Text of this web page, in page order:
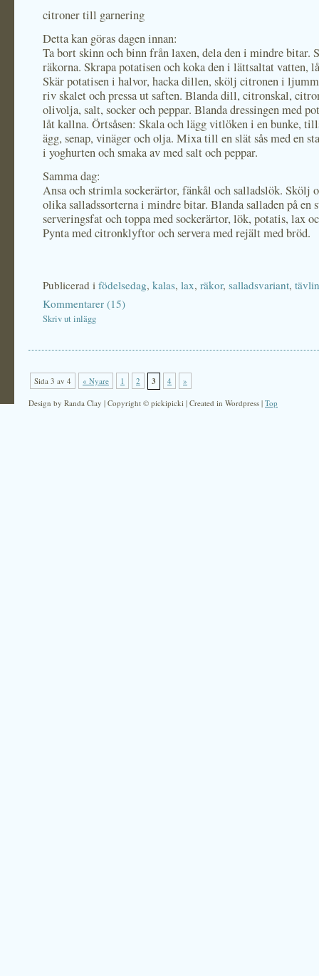
citroner till garnering
Detta kan göras dagen innan:
Ta bort skinn och binn från laxen, dela den i mindre bitar.
räkorna. Skrapa potatisen och koka den i lättsaltat vatten,
Skär potatisen i halvor, hacka dillen, skölj citronen i
riv skalet och pressa ut saften. Blanda dill, citronskal,
olivolja, salt, socker och peppar. Blanda dressingen med
låt kallna. Örtsåsen: Skala och lägg vitlöken i en bunke,
ägg, senap, vinäger och olja. Mixa till en slät sås med en
i yoghurten och smaka av med salt och peppar.
Samma dag:
Ansa och strimla sockerärtor, fänkål och salladslök. Skölj
olika salladssorterna i mindre bitar. Blanda salladen på en
serveringsfat och toppa med sockerärtor, lök, potatis, lax
Pynta med citronklyftor och servera med rejält med bröd.
Publicerad i födelsedag, kalas, lax, räkor, salladsvariant,
Kommentarer (15)
Skriv ut inlägg
Sida 3 av 4 « Nyare 1 2 3 4 »
Design by Randa Clay | Copyright © pickipicki | Created in Wordpress | Top